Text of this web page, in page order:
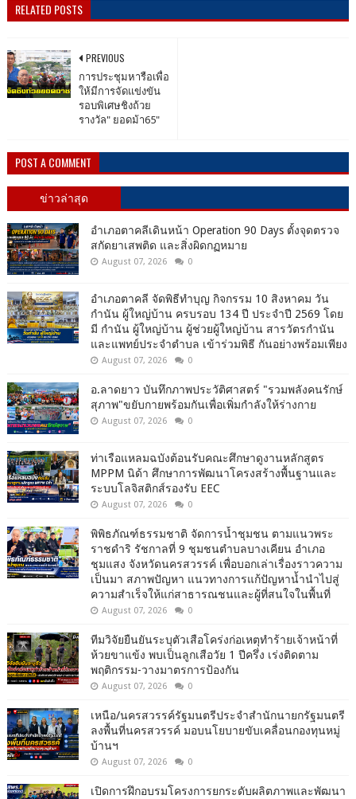
RELATED POSTS
PREVIOUS
การประชุมหารือเพื่อ
ให้มีการจัดแข่งขัน
รอบพิเศษชิงถ้วย
รางวัล" ยอดม้า65"
POST A COMMENT
ข่าวล่าสุด
อำเภอตาคลีเดินหน้า Operation 90 Days ตั้งจุดตรวจ
สกัดยาเสพติด และสิ่งผิดกฏหมาย
August 07, 2026 0
อำเภอตาคลี จัดพิธีทำบุญ กิจกรรม 10 สิงหาคม วัน
กำนัน ผู้ใหญ่บ้าน ครบรอบ 134 ปี ประจำปี 2569 โดย
มี กำนัน ผู้ใหญ่บ้าน ผู้ช่วยผู้ใหญ่บ้าน สารวัตรกำนัน
และแพทย์ประจำตำบล เข้าร่วมพิธี กันอย่างพร้อมเพียง
August 07, 2026 0
อ.ลาดยาว บันทึกภาพประวัติศาสตร์ "รวมพลังคนรักษ์
สุภาพ"ขยับกายพร้อมกันเพื่อเพิ่มกำลังให้ร่างกาย
August 07, 2026 0
ท่าเรือแหลมฉบังต้อนรับคณะศึกษาดูงานหลักสูตร
MPPM นิด้า ศึกษาการพัฒนาโครงสร้างพื้นฐานและ
ระบบโลจิสติกส์รองรับ EEC
August 07, 2026 0
พิพิธภัณฑ์ธรรมชาติ จัดการน้ำชุมชน ตามแนวพระ
ราชดำริ รัชกาลที่ 9 ชุมชนตำบลบางเคียน อำเภอ
ชุมแสง จังหวัดนครสวรรค์ เพื่อบอกเล่าเรื่องราวความ
เป็นมา สภาพปัญหา แนวทางการแก้ปัญหาน้ำนำไปสู่
ความสำเร็จให้แก่สาธารณชนและผู้ที่สนใจในพื้นที่
August 07, 2026 0
ทีมวิจัยยืนยันระบุตัวเสือโคร่งก่อเหตุทำร้ายเจ้าหน้าที่
ห้วยขาแข้ง พบเป็นลูกเสือวัย 1 ปีครึ่ง เร่งติดตาม
พฤติกรรม-วางมาตรการป้องกัน
August 07, 2026 0
เหนือ/นครสวรรค์รัฐมนตรีประจำสำนักนายกรัฐมนตรี
ลงพื้นที่นครสวรรค์ มอบนโยบายขับเคลื่อนกองทุนหมู่
บ้านฯ
August 07, 2026 0
เปิดการฝึกอบรมโครงการยกระดับผลิตภาพและพัฒนา